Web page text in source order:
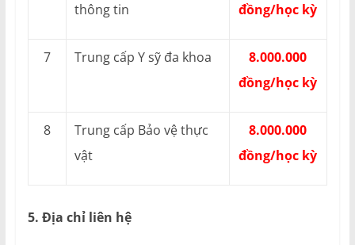
thông tin
đồng/học kỳ
7 Trung cấp Y sỹ đa khoa
8.000.000
đồng/học kỳ
8
Trung cấp Bảo vệ thực
vật
8.000.000
đồng/học kỳ
5. Địa chỉ liên hệ